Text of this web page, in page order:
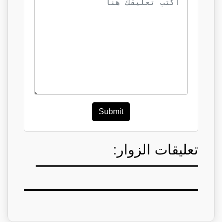
Submit
تعليقات الزوار: